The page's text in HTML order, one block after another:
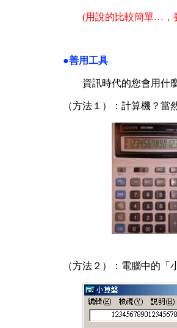
(用說的比較簡單…，要
●善用工具
資訊時代的您會用什麼
（方法１）：計算機？當然
（方法２）：電腦中的